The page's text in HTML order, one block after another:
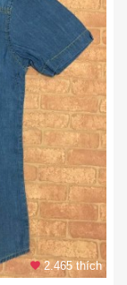
2.465 thích